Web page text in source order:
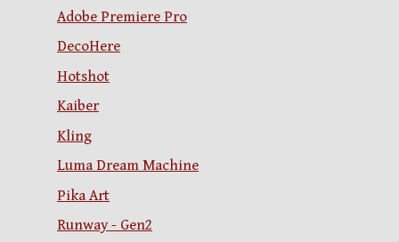
Adobe Premiere Pro
DecoHere
Hotshot
Kaiber
Kling
Luma Dream Machine
Pika Art
Runway - Gen2